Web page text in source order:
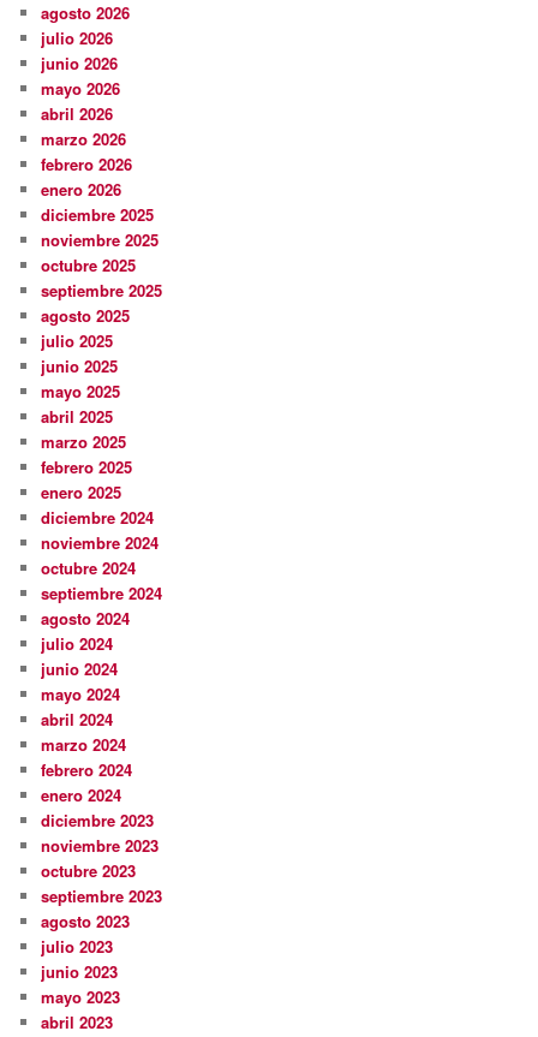
agosto 2026
julio 2026
junio 2026
mayo 2026
abril 2026
marzo 2026
febrero 2026
enero 2026
diciembre 2025
noviembre 2025
octubre 2025
septiembre 2025
agosto 2025
julio 2025
junio 2025
mayo 2025
abril 2025
marzo 2025
febrero 2025
enero 2025
diciembre 2024
noviembre 2024
octubre 2024
septiembre 2024
agosto 2024
julio 2024
junio 2024
mayo 2024
abril 2024
marzo 2024
febrero 2024
enero 2024
diciembre 2023
noviembre 2023
octubre 2023
septiembre 2023
agosto 2023
julio 2023
junio 2023
mayo 2023
abril 2023